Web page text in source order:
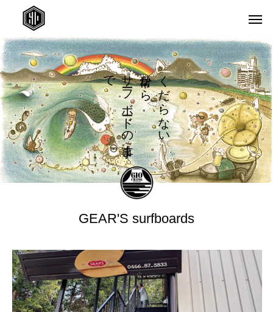
く
だ
ら
な
い
か
ら
サ
フ
ボ
ド
の
ま
で
GEAR'S surfboards